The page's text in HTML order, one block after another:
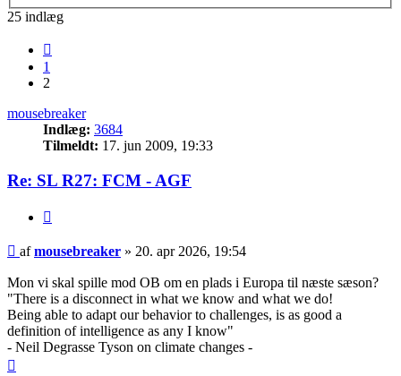
25 indlæg
1
2
mousebreaker
Indlæg: 3684
Tilmeldt: 17. jun 2009, 19:33
Re: SL R27: FCM - AGF
Indlæg
afmousebreaker » 20. apr 2026, 19:54
Mon vi skal spille mod OB om en plads i Europa til næste sæson?
"There is a disconnect in what we know and what we do!
Being able to adapt our behavior to challenges, is as good a
definition of intelligence as any I know"
- Neil Degrasse Tyson on climate changes -